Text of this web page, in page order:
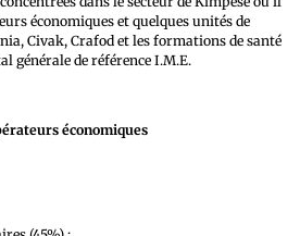
économiques et quelques unités de
Civak, Crafod et les formations de santé
générale de référence I.M.E.
économiques